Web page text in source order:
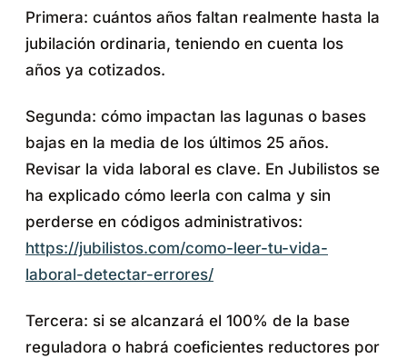
Primera: cuántos años faltan realmente hasta la
jubilación ordinaria, teniendo en cuenta los
años ya cotizados.
Segunda: cómo impactan las lagunas o bases
bajas en la media de los últimos 25 años.
Revisar la vida laboral es clave. En Jubilistos se
ha explicado cómo leerla con calma y sin
perderse en códigos administrativos:
https://jubilistos.com/como-leer-tu-vida-
laboral-detectar-errores/
Tercera: si se alcanzará el 100% de la base
reguladora o habrá coeficientes reductores por